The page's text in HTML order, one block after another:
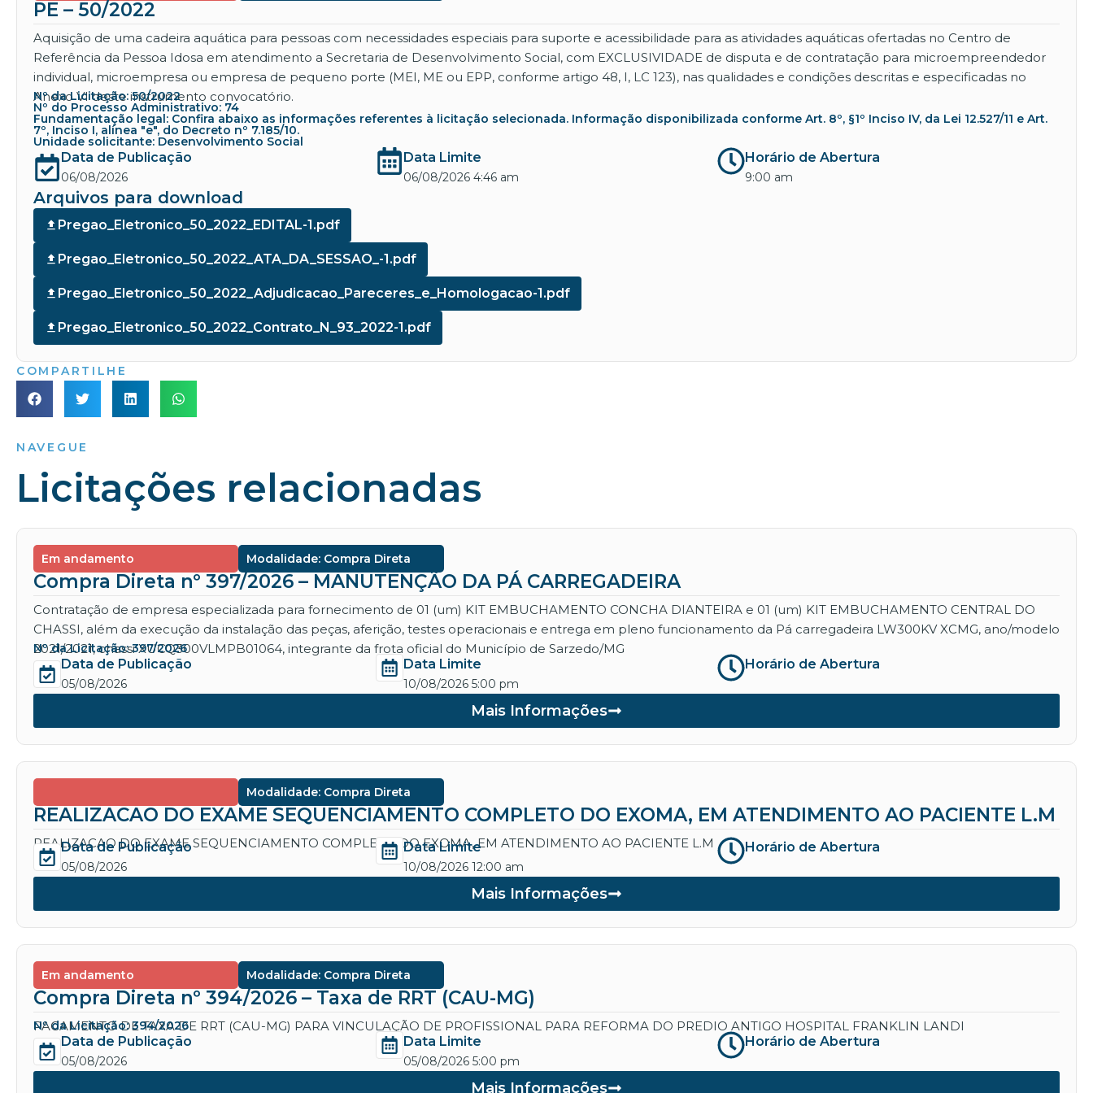
PE – 50/2022
Aquisição de uma cadeira aquática para pessoas com necessidades especiais para suporte e acessibilidade para as atividades aquáticas ofertadas no Centro de
Referência da Pessoa Idosa em atendimento a Secretaria de Desenvolvimento Social, com EXCLUSIVIDADE de disputa e de contratação para microempreendedor
individual, microempresa ou empresa de pequeno porte (MEI, ME ou EPP, conforme artigo 48, I, LC 123), nas qualidades e condições descritas e especificadas no
Anexo VI deste instrumento convocatório.
Nº da Licitação: 50/2022
Nº do Processo Administrativo: 74
Fundamentação legal: Confira abaixo as informações referentes à licitação selecionada. Informação disponibilizada conforme Art. 8º, §1º Inciso IV, da Lei 12.527/11 e Art.
7º, Inciso I, alínea "e", do Decreto nº 7.185/10.
Unidade solicitante: Desenvolvimento Social
Data de Publicação
06/08/2026
Data Limite
06/08/2026 4:46 am
Horário de Abertura
9:00 am
Arquivos para download
Pregao_Eletronico_50_2022_EDITAL-1.pdf
Pregao_Eletronico_50_2022_ATA_DA_SESSAO_-1.pdf
Pregao_Eletronico_50_2022_Adjudicacao_Pareceres_e_Homologacao-1.pdf
Pregao_Eletronico_50_2022_Contrato_N_93_2022-1.pdf
COMPARTILHE
NAVEGUE
Licitações relacionadas
Em andamento Modalidade: Compra Direta
Compra Direta nº 397/2026 – MANUTENÇÃO DA PÁ CARREGADEIRA
Contratação de empresa especializada para fornecimento de 01 (um) KIT EMBUCHAMENTO CONCHA DIANTEIRA e 01 (um) KIT EMBUCHAMENTO CENTRAL DO
CHASSI, além da execução da instalação das peças, aferição, testes operacionais e entrega em pleno funcionamento da Pá carregadeira LW300KV XCMG, ano/modelo
2021/2021, chassi XUCQ300VLMPB01064, integrante da frota oficial do Município de Sarzedo/MG
Nº da Licitação: 397/2026
Data de Publicação
05/08/2026
Data Limite
10/08/2026 5:00 pm
Horário de Abertura
Mais Informações
Modalidade: Compra Direta
REALIZACAO DO EXAME SEQUENCIAMENTO COMPLETO DO EXOMA, EM ATENDIMENTO AO PACIENTE L.M
REALIZACAO DO EXAME SEQUENCIAMENTO COMPLETO DO EXOMA, EM ATENDIMENTO AO PACIENTE L.M
Data de Publicação
05/08/2026
Data Limite
10/08/2026 12:00 am
Horário de Abertura
Mais Informações
Em andamento Modalidade: Compra Direta
Compra Direta nº 394/2026 – Taxa de RRT (CAU-MG)
PAGAMENTO DE TAXA DE RRT (CAU-MG) PARA VINCULAÇÃO DE PROFISSIONAL PARA REFORMA DO PREDIO ANTIGO HOSPITAL FRANKLIN LANDI
Nº da Licitação: 394/2026
Data de Publicação
05/08/2026
Data Limite
05/08/2026 5:00 pm
Horário de Abertura
Mais Informações